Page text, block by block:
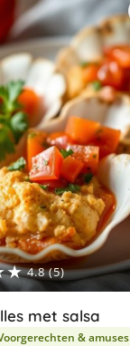
4.8 (5)
met salsa
& amuses